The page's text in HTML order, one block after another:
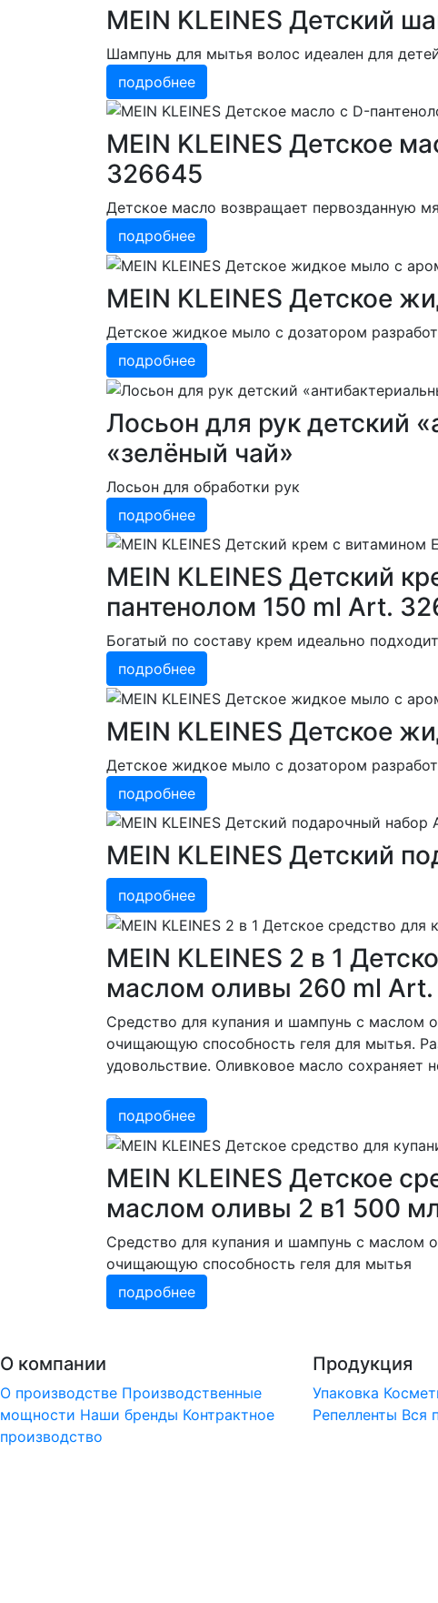
MEIN KLEINES Детский
Шампунь для мытья волос идеален для
подробнее
MEIN KLEINES Детское
326645
Детское масло возвращает первозданную
подробнее
MEIN KLEINES Детское
Детское жидкое мыло с дозатором
подробнее
Лосьон для рук детский
«зелёный чай»
Лосьон для обработки рук
подробнее
MEIN KLEINES Детский
пантенолом 150 ml Art.
Богатый по составу крем идеально
подробнее
MEIN KLEINES Детское
Детское жидкое мыло с дозатором
подробнее
MEIN KLEINES Детский
подробнее
MEIN KLEINES 2 в 1
маслом оливы 260 ml
Средство для купания и шампунь с маслом
очищающую способность геля для мытья.
удовольствие. Оливковое масло сохраняет
подробнее
MEIN KLEINES Детское
маслом оливы 2 в1 500
Средство для купания и шампунь с маслом
очищающую способность геля для мытья
подробнее
О компании
О производстве Производственные
мощности Наши бренды Контрактное
производство
Продукция
Упаковка
Репелленты Вся